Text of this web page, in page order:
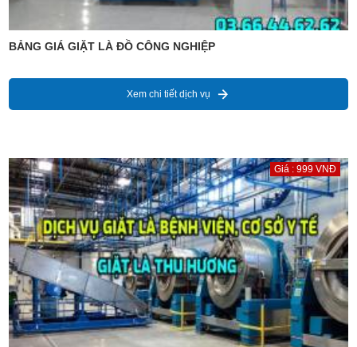
BẢNG GIÁ GIẶT LÀ ĐỒ CÔNG NGHIỆP
Xem chi tiết dịch vụ
Giá : 999 VNĐ